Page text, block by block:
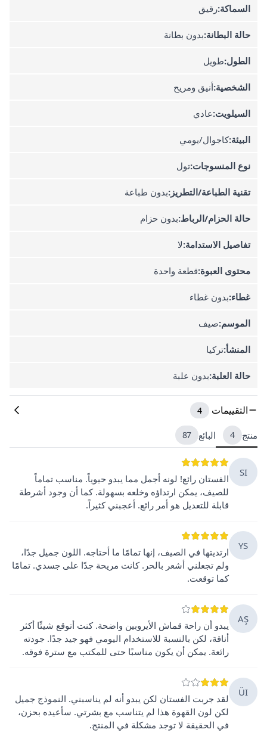
السماكة:رقيق
حالة البطانة:بدون بطانة
الطول:طويل
الشخصية:أنيق ومريح
السيلويت:عادي
البيئة:كاجوال/يومي
نوع المنسوجات:تول
تقنية الطباعة/التطريز:بدون طباعة
حالة الحزام/الرباط:بدون حزام
تفاصيل الاستدامة:لا
محتوى العبوة:قطعة واحدة
غطاء:بدون غطاء
الموسم:صيف
المنشأ:تركيا
حالة العلبة:بدون علبة
التقييمات 4
منتج 4 البائع 87
SI
الفستان رائع! لونه أجمل مما يبدو حيوياً. مناسب تماماً
للصيف، يمكن ارتداؤه وخلعه بسهولة. كما أن وجود أشرطة
قابلة للتعديل هو أمر رائع. أعجبني كثيراً.
YS
ارتديتها في الصيف، إنها تمامًا ما أحتاجه. اللون جميل جدًا،
ولم تجعلني أشعر بالحر. كانت مريحة جدًا على جسدي. تمامًا
كما توقعت.
AŞ
يبدو أن راحة قماش الأيروبين واضحة. كنت أتوقع شيئًا أكثر
أناقة، لكن بالنسبة للاستخدام اليومي فهو جيد جدًا. جودته
رائعة. يمكن أن يكون مناسبًا حتى للمكتب مع سترة فوقه.
ÜI
لقد جربت الفستان لكن يبدو أنه لم يناسبني. النموذج جميل
لكن لون القهوة هذا لم يتناسب مع بشرتي. سأعيده بحزن،
في الحقيقة لا توجد مشكلة في المنتج.